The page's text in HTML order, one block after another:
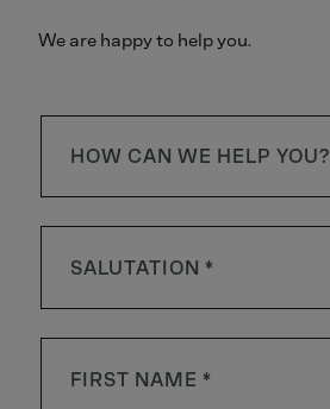
We are happy to help you.
HOW CAN WE HELP YOU?
SALUTATION *